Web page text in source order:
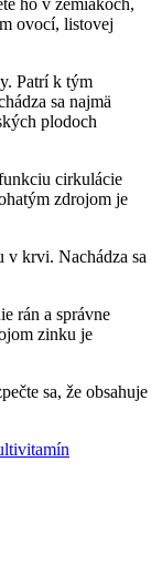
ho v zemiakoch,
ovocí, listovej
Patrí k tým
sa najmä
plodoch
cirkulácie
zdrojom je
v krvi. Nachádza sa
rán a správne
zinku je
sa, že obsahuje